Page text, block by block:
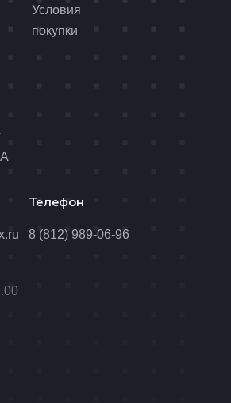
Условия
покупки
Телефон
8 (812) 989-06-96